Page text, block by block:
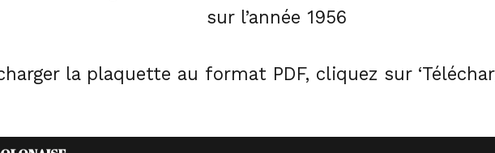
sur l’année 1956
la plaquette au format PDF, cliquez sur